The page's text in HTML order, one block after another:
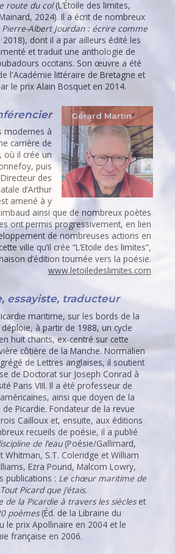
route du col(L’Étoile des limites,
2024). Il a écrit de nombreux
Pierre-Albert Jourdan : écrire comme
2018), dont il a par ailleurs édité les
et traduit une anthologie de
occitans. Son œuvre a été
l'Académie littéraire de Bretagne et
le prix Alain Bosquet en 2014.
Gérard Martin
modernes à
carrière de
où il crée un
puis
des
d’Arthur
amené à y
ainsi que de nombreux poètes
ont permis progressivement, en lien
de nombreuses actions en
ville qu’il crée “L’Etoile des limites”,
d’édition tournée vers la poésie.
www.letoiledeslimites.com
essayiste, traducteur
maritime, sur les bords de la
à partir de 1988, un cycle
huit chants, ex-centré sur cette
côtière de la Manche. Normalien
de Lettres anglaises, il soutient
de Doctorat sur Joseph Conrad à
Paris VIII. Il a été professeur de
ainsi que doyen de la
Picardie. Fondateur de la revue
Cailloux et, ensuite, aux éditions
recueils de poésie, il a publié
de l’eau(Poésie/Gallimard,
S.T. Coleridge et William
Ezra Pound, Malcom Lowry,
publications : Le chœur maritime de
Tout Picard que j’étais.
de la Picardie à travers les siècleset
poèmes(Éd. de la Librairie du
le prix Apollinaire en 2004 et le
française en 2006.